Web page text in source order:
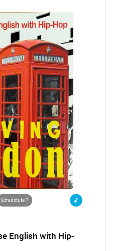
Schulstufe 7
English with Hip-